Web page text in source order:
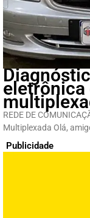
eletrônica
REDE DE
Multiplexada Olá,
Publicidade